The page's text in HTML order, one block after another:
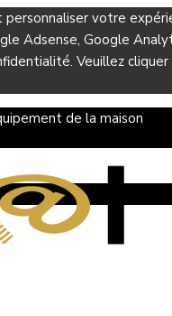
votre
Adsense, Google
Veuillez
de la maison